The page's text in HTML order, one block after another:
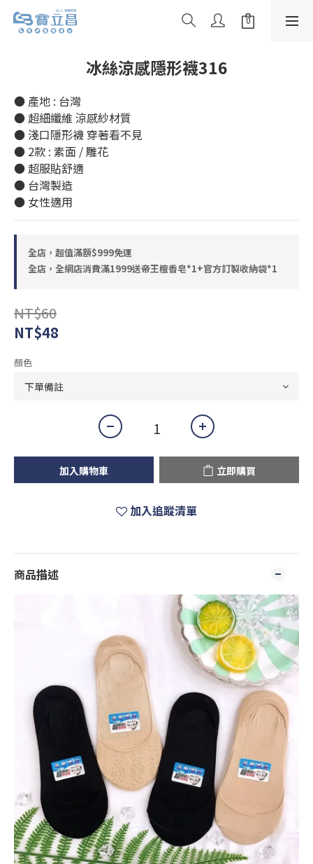
冰絲涼感隱形襪316
● 產地 : 台灣
● 超細纖維 涼感紗材質
● 淺口隱形襪 穿著看不見
● 2款 : 素面 / 雕花
● 超服貼舒適
● 台灣製造
● 女性適用
全店，超值滿額$999免運
全店，全網店消費滿1999送帝王檀香皂*1+官方訂製收納袋*1
NT$60
NT$48
顏色
加入購物車 立即購買
加入追蹤清單
商品描述